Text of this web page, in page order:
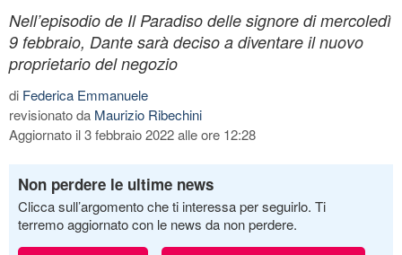
Nell’episodio de Il Paradiso delle signore di mercoledì
9 febbraio, Dante sarà deciso a diventare il nuovo
proprietario del negozio
di Federica Emmanuele
revisionato da Maurizio Ribechini
Aggiornato il 3 febbraio 2022 alle ore 12:28
Non perdere le ultime news
Clicca sull’argomento che ti interessa per seguirlo. Ti
terremo aggiornato con le news da non perdere.